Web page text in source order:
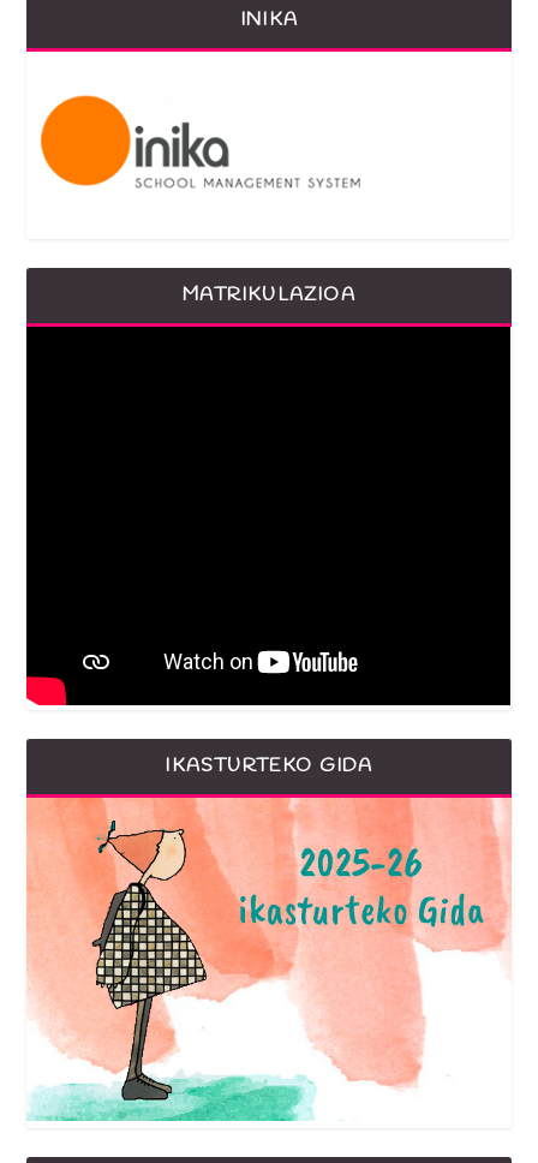
INIKA
MATRIKULAZIOA
IKASTURTEKO GIDA